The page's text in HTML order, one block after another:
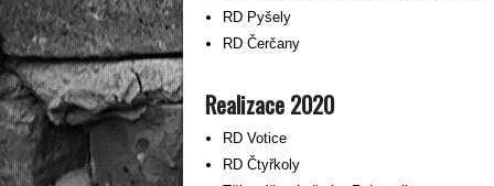
RD Pyšely
RD Čerčany
Realizace 2020
RD Votice
RD Čtyřkoly